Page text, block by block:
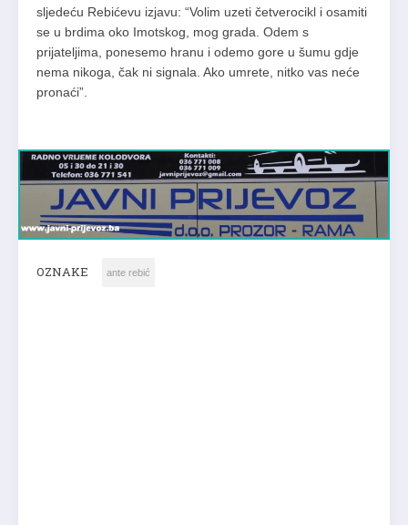
sljedeću Rebićevu izjavu: “Volim uzeti četverocikl i osamiti
se u brdima oko Imotskog, mog grada. Odem s
prijateljima, ponesemo hranu i odemo gore u šumu gdje
nema nikoga, čak ni signala. Ako umrete, nitko vas neće
pronaći”.
OZNAKE ante rebić